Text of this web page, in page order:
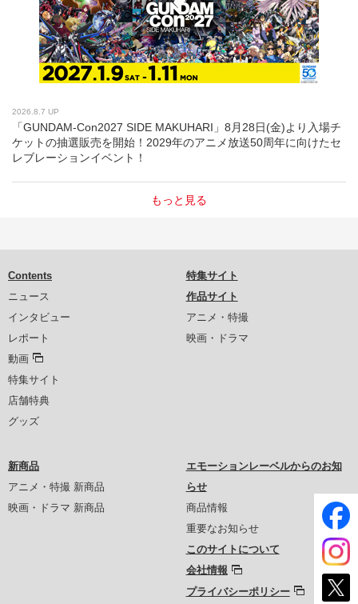
2026.8.7 UP
「GUNDAM-Con2027 SIDE MAKUHARI」8月28日(金)より入場チ
ケットの抽選販売を開始！2029年のアニメ放送50周年に向けたセ
レブレーションイベント！
もっと見る
Contents
ニュース
インタビュー
レポート
動画
特集サイト
店舗特典
グッズ
特集サイト
作品サイト
アニメ・特撮
映画・ドラマ
新商品
アニメ・特撮 新商品
映画・ドラマ 新商品
エモーションレーベルからのお知
らせ
商品情報
重要なお知らせ
このサイトについて
会社情報
プライバシーポリシー